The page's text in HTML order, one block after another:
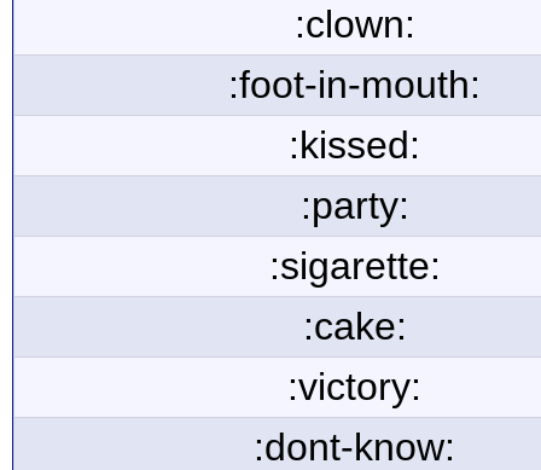
:clown:
:foot-in-mouth:
:kissed:
:party:
:sigarette:
:cake:
:victory:
:dont-know: